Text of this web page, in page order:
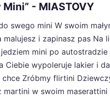
- MIASTOVY
swego mini W swoim
i zapinasz pas Na
mini po autostradzie
wypoleruje lakier i
Zróbmy flirtini
w swoim maserattini